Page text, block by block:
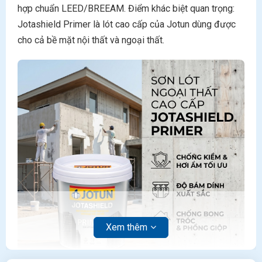
hợp chuẩn LEED/BREEAM. Điểm khác biệt quan trọng:
Jotashield Primer là lót cao cấp của Jotun dùng được
cho cả bề mặt nội thất và ngoại thất.
Xem thêm